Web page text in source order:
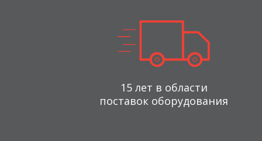
15 лет в области
поставок оборудования